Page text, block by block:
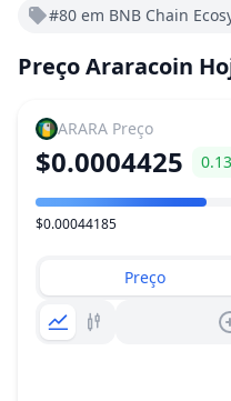
#80 em BNB Chain
Preço Araracoin
ARARA Preço
$0.0004425
Faixa de preço
$0.00044185
Preço